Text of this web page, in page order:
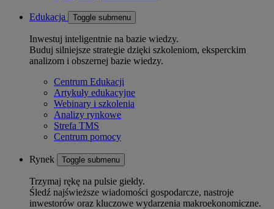
Edukacja Toggle submenu
Inwestuj inteligentnie na bazie wiedzy.
Buduj silniejsze strategie dzięki szkoleniom, eksperckim
analizom i obszernej bazie wiedzy.
Centrum Edukacji
Artykuły edukacyjne
Webinary i szkolenia
Analizy rynkowe
Strefa TMS
Centrum pomocy
Rynek Toggle submenu
Trzymaj rękę na pulsie giełdy.
Śledź najświeższe wiadomości gospodarcze, nastroje
inwestorów oraz kluczowe wydarzenia makroekonomiczne.